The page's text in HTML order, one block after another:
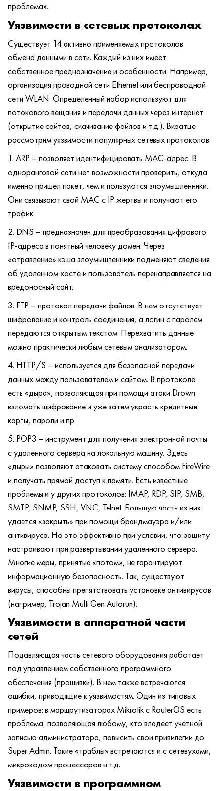
проблемах.
Уязвимости в сетевых протоколах
Существует 14 активно применяемых протоколов
обмена данными в сети. Каждый из них имеет
собственное предназначение и особенности. Например,
организация проводной сети Ethernet или беспроводной
сети WLAN. Определенный набор используют для
потокового вещания и передачи данных через интернет
(открытие сайтов, скачивание файлов и т.д.). Вкратце
рассмотрим уязвимости популярных сетевых протоколов:
ARP – позволяет идентифицировать MAC-адрес. В
одноранговой сети нет возможности проверить, откуда
именно пришел пакет, чем и пользуются злоумышленники.
Они связывают свой MAC с IP жертвы и получают его
трафик.
DNS – предназначен для преобразования цифрового
IP-адреса в понятный человеку домен. Через
«отравление» кэша злоумышленники подменяют сведения
об удаленном хосте и пользователь перенаправляется на
вредоносный сайт.
FTP – протокол передачи файлов. В нем отсутствует
шифрование и контроль соединения, а логин с паролем
передаются открытым текстом. Перехватить данные
можно практически любым сетевым анализатором.
HTTP/S – используется для безопасной передачи
данных между пользователем и сайтом. В протоколе
есть «дыра», позволяющая при помощи атаки Drown
взломать шифрование и уже затем украсть кредитные
карты, пароли и пр.
POP3 – инструмент для получения электронной почты
с удаленного сервера на локальную машину. Здесь
«дыры» позволяют атаковать систему способом FireWire
и получать прямой доступ к памяти. Есть известные
проблемы и у других протоколов: IMAP, RDP, SIP, SMB,
SMTP, SNMP, SSH, VNC, Telnet. Большую часть из них
удается «закрыть» при помощи брандмауэра и/или
антивируса. Но это эффективно при условии, что защиту
настраивают при развертывании удаленного сервера.
Многие меры, принятые «потом», не гарантируют
информационную безопасность. Так, существуют
вирусы, способны препятствовать установке антивирусов
(например, Trojan Multi Gen Autorun).
Уязвимости в аппаратной части
сетей
Подавляющая часть сетевого оборудования работает
под управлением собственного программного
обеспечения (прошивки). В нем также встречаются
ошибки, приводящие к уязвимостям. Один из типовых
примеров: в маршрутизаторах Mikrotik с RouterOS есть
проблема, позволяющая любому, кто владеет учетной
записью администратора, повысить свои привилегии до
Super Admin. Такие «траблы» встречаются и с сетевухами,
микрокодом процессоров и т.д.
Уязвимости в программном